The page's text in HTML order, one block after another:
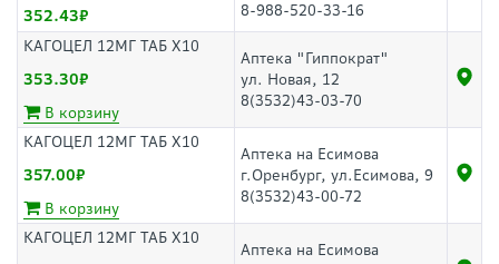
352.43
8-988-520-33-16
КАГОЦЕЛ 12МГ ТАБ Х10
353.30
В корзину
Аптека "Гиппократ"
ул. Новая, 12
8(3532)43-03-70
КАГОЦЕЛ 12МГ ТАБ Х10
357.00
В корзину
Аптека на Есимова
г.Оренбург, ул.Есимова, 9
8(3532)43-00-72
КАГОЦЕЛ 12МГ ТАБ Х10
Аптека на Есимова